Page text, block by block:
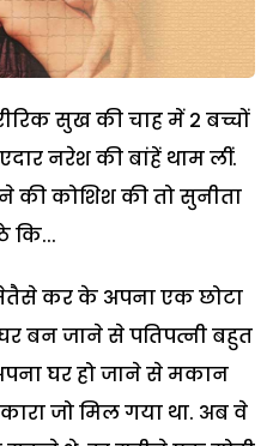
सुख की चाह में 2 बच्चों
नरेश की बांहें थाम लीं.
कोशिश की तो सुनीता
कि...
कर के अपना एक छोटा
बन जाने से पतिपत्नी बहुत
घर हो जाने से मकान
जो मिल गया था. अब वे